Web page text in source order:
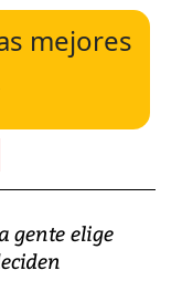
mejores
gente elige